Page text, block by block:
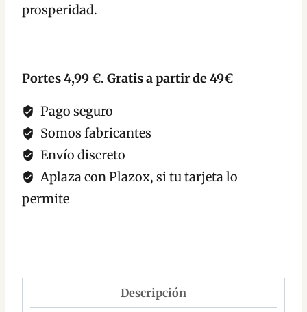
prosperidad.
Portes 4,99 €. Gratis a partir de 49€
Pago seguro
Somos fabricantes
Envío discreto
Aplaza con Plazox, si tu tarjeta lo
permite
Descripción